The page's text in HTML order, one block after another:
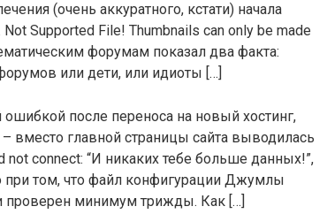
(очень аккуратного, кстати) начала
Supported File! Thumbnails can only be made
форумам показал два факта:
или дети, или идиоты […]
после переноса на новый хостинг,
вместо главной страницы сайта выводилась
not connect: “И никаких тебе больше данных!”,
при том, что файл конфигурации Джумлы
проверен минимум трижды. Как […]